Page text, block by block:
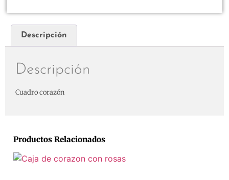
Descripción
Descripción
Cuadro corazón
Productos Relacionados